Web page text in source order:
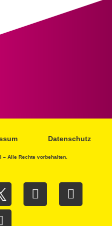
Datenschutz
– Alle Rechte vorbehalten.